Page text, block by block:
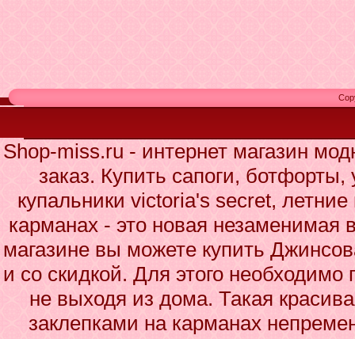
Shop-miss.ru - интернет магазин
заказ. Купить сапоги,
купальники victoria's secret,
карманах - это новая
магазине вы можете купить
и со скидкой. Для этого
не выходя из дома. Такая
заклепками на карманах